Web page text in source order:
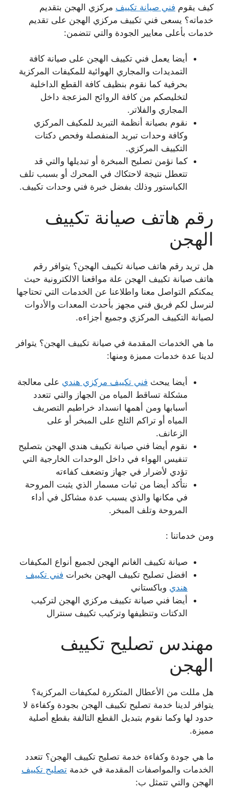
كيف يقوم فني صيانة تكييف مركزي الهجن بتقديم
خدماته؟ يسعى فني تكييف مركزي الهجن على تقديم
خدمات بأعلى معايير الجودة والتي تتضمن:
أيضا يعمل فني تكييف الهجن على صيانة كافة
التمديدات والمجاري الهوائية للمكيفات المركزية
بحرفية كما نقوم بنظيف كافة القطع الداخلية
لتخليصكم من كافة الروائح المزعجة داخل
المجاري والفلاتر.
نقوم بصيانة أنظمة التبريد للمكيف المركزي
وكافة وحدات تبريد المنفصلة وفحص دكتات
التكييف المركزي.
كما نؤمن تصليح المبخرة أو تبديلها والتي قد
تتعطل نتيجة لاحتكاك في المحرك أو بسبب تلف
الكباستور وذلك بفضل خبرة فني وحدات تكييف.
رقم هاتف صيانة تكييف
الهجن
هل تريد رقم هاتف صيانة تكييف الهجن؟ يتوافر رقم
هاتف صيانة تكييف الهجن علة مواقعنا الالكترونية حيث
يمكنكم التواصل معنا واطلاعنا عن الخدمات التي تحتاجها
لنرسل لكم فريق فني مجهز بأحدث المعدات والأدوات
لصيانة التكييف المركزي وجميع أجزاءه.
ما هي الخدمات المقدمة في صيانة تكييف الهجن؟ يتوافر
لدينا عدة خدمات مميزة ومنها:
أيضا يبحث فني تكييف مركزي هندي على معالجة
مشكلة تساقط المياه من الجهاز والتي تتعدد
أسبابها ومن أهمها انسداد خراطيم التصريف
المياه أو تراكم الثلج على المبخر أو على
الزعانف.
نقوم أيضا فني صيانة تكييف هندي الهجن بتصليح
تنفيس الهواء في داخل الوحدات الخارجية التي
تؤدي لأضرار في جهاز وتضعف كفاءته
نتأكد أيضا من ثبات مسمار الذي يثبت المروحة
في مكانها والذي يسبب عدة مشاكل في أداء
المروحة وتلف المبخر.
ومن خدماتنا :
صيانة تكييف الغانم الهجن لجميع أنواع المكيفات
افضل تصليح تكييف الهجن بخبرات فني تكييف
هندي وباكستاني
أيضا فني صيانة تكييف مركزي الهجن لتركيب
الدكتات وتنظيفها وتركيب تكييف سنترال
مهندس تصليح تكييف
الهجن
هل مللت من الأعطال المتكررة لمكيفات المركزية؟
يتوافر لدينا خدمة تصليح تكييف الهجن بجودة وكفاءة لا
حدود لها وكما نقوم بتبديل القطع التالفة بقطع أصلية
مميزة.
ما هي جودة وكفاءة خدمة تصليح تكييف الهجن؟ تتعدد
الخدمات والمواصفات المقدمة في خدمة تصليح تكييف
الهجن والتي تتمثل ب: